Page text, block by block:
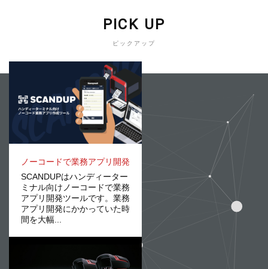
PICK UP
ピックアップ
ノーコードで業務アプリ開発
SCANDUPはハンディーター
ミナル向けノーコードで業務
アプリ開発ツールです。業務
アプリ開発にかかっていた時
間を大幅...